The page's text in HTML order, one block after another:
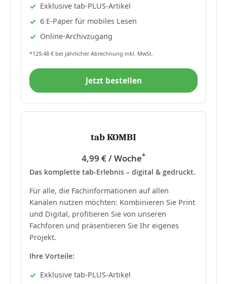
Exklusive tab-PLUS-Artikel
6 E-Paper für mobiles Lesen
Online-Archivzugang
*129,48 € bei jährlicher Abrechnung inkl. MwSt.
Jetzt bestellen
tab KOMBI
4,99 € / Woche*
Das komplette tab-Erlebnis – digital & gedruckt.
Für alle, die Fachinformationen auf allen
Kanälen nutzen möchten: Kombinieren Sie Print
und Digital, profitieren Sie von unseren
Fachforen und präsentieren Sie Ihr eigenes
Projekt.
Ihre Vorteile:
Exklusive tab-PLUS-Artikel